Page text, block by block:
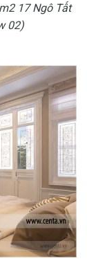
17 Ngô Tất
02)